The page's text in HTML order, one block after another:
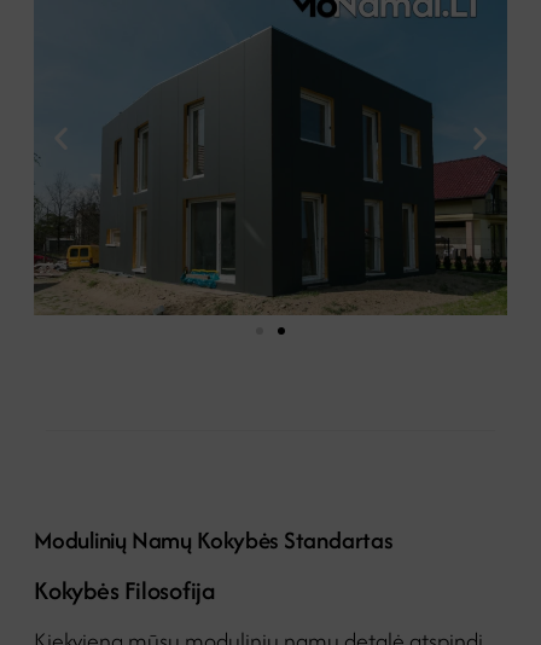
Modulinių Namų Kokybės Standartas
Kokybės Filosofija